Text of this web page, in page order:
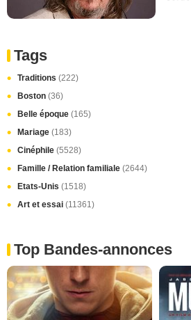
Tags
Traditions (222)
Boston (36)
Belle époque (165)
Mariage (183)
Cinéphile (5528)
Famille / Relation familiale (2644)
Etats-Unis (1518)
Art et essai (11361)
Top Bandes-annonces